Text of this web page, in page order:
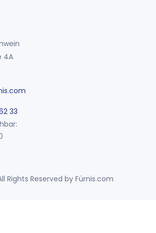
4A
33
Rights Reserved by Fürnis.com